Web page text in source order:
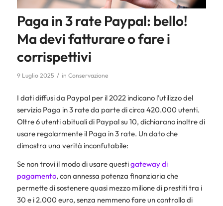
Paga in 3 rate Paypal: bello!
Ma devi fatturare o fare i
corrispettivi
9 Luglio 2025 / in Conservazione
I dati diffusi da Paypal per il 2022 indicano l’utilizzo del
servizio Paga in 3 rate da parte di circa 420.000 utenti.
Oltre 6 utenti abituali di Paypal su 10, dichiarano inoltre di
usare regolarmente il Paga in 3 rate. Un dato che
dimostra una verità inconfutabile:
Se non trovi il modo di usare questigateway di
pagamento, con annessa potenza finanziaria che
permette di sostenere quasi mezzo milione di prestiti tra i
30 e i 2.000 euro, senza nemmeno fare un controllo di